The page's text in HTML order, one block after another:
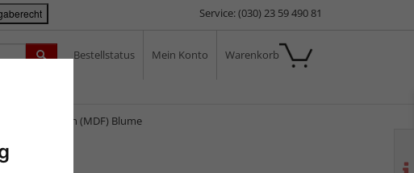
Service: (030) 23 59 490 81
Bestellstatus Mein Konto Warenkorb
Bilderrahmen (MDF) Blume